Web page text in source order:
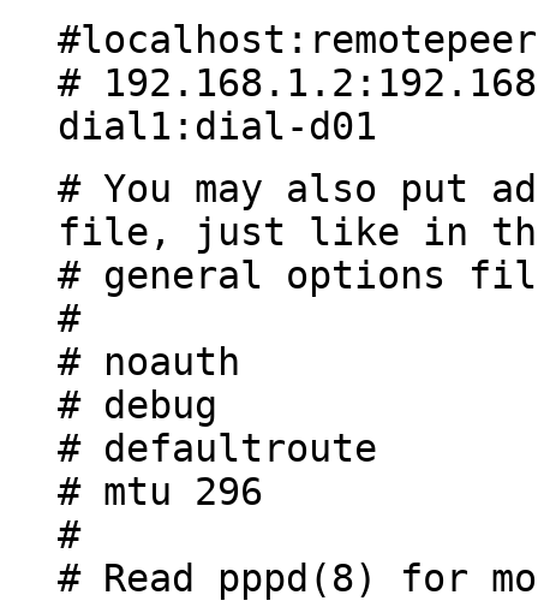
#
dial1:dial-d01
# You may also put
file, just like in
# general options
#
# noauth
# debug
# defaultroute
# mtu 296
#
# Read pppd(8) for